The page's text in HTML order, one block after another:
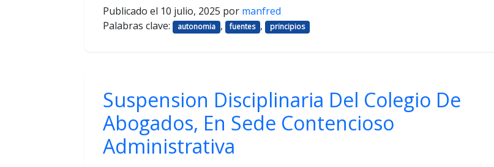
Publicado el 10 julio, 2025 por manfred
Palabras clave:
autonomia , fuentes , principios
Suspension Disciplinaria Del Colegio De
Abogados, En Sede Contencioso
Administrativa